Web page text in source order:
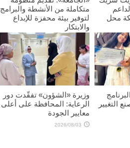
محل
متكاملة من الأنشطة والبرامج
لتوفير بيئة محفزة للإبداع
والابتكار
2026/08/03
التغيير
وزيرة «الشؤون» تفقّدت دور
الرعاية: المحافظة على أعلى
معايير الجودة
2026/08/03